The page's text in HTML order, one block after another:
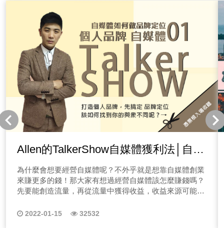
Allen的TalkerShow自媒體獲利法│自媒
體如何做品牌定位
為什麼會想要經營自媒體呢？不外乎就是想靠自媒體創業
來賺更多的錢！那大家有想過經營自媒體該怎麼賺錢嗎？
先要能創造流量，再從流量中獲得收益，收益來源可能是
還沒賺到錢？不少人開了節目、寫了部落格，有了一點流
2022-01-15 32532